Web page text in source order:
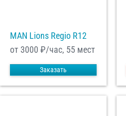
MAN Lions Regio R12
от 3000 ₽/час, 55 мест
Заказать